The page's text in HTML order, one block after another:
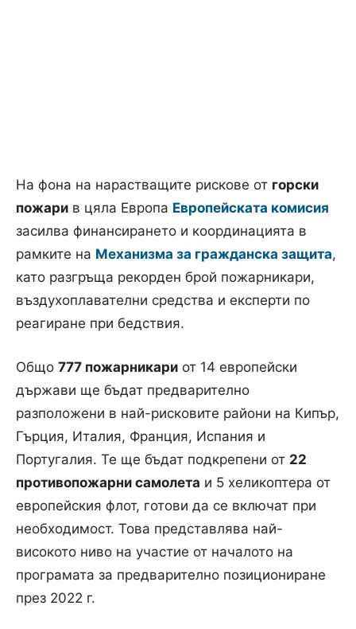
На фона на нарастващите рискове от горски
пожари в цяла Европа Европейската комисия
засилва финансирането и координацията в
рамките на Механизма за гражданска защита,
като разгръща рекорден брой пожарникари,
въздухоплавателни средства и експерти по
реагиране при бедствия.
Общо 777 пожарникари от 14 европейски
държави ще бъдат предварително
разположени в най-рисковите райони на Кипър,
Гърция, Италия, Франция, Испания и
Португалия. Те ще бъдат подкрепени от 22
противопожарни самолета и 5 хеликоптера от
европейския флот, готови да се включат при
необходимост. Това представлява най-
високото ниво на участие от началото на
програмата за предварително позициониране
през 2022 г.